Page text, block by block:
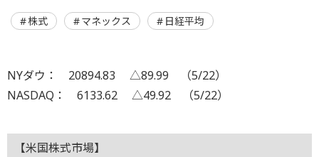
株式 マネックス 日経平均
NYダウ： 20894.83 △89.99 （5/22）
NASDAQ： 6133.62 △49.92 （5/22）
【米国株式市場】